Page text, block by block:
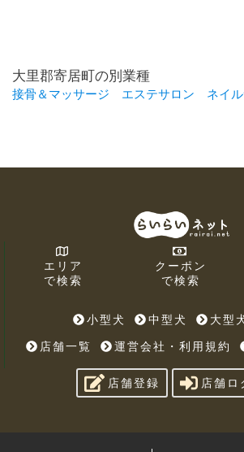
大里郡寄居町の別業種
接骨＆マッサージ エステサロン ネイ
エリア
で検索
クーポン
で検索
小型犬 中型犬 大型
店舗一覧
運営会社・利用規約
店舗登録 店舗ロ